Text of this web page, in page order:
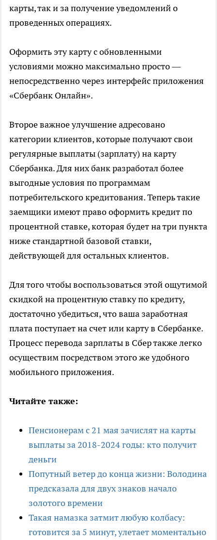
карты, так и за получение уведомлений о
проведенных операциях.
Оформить эту карту с обновленными
условиями можно максимально просто —
непосредственно через интерфейс приложения
«Сбербанк Онлайн».
Второе важное улучшение адресовано
категории клиентов, которые получают свои
регулярные выплаты (зарплату) на карту
Сбербанка. Для них банк разработал более
выгодные условия по программам
потребительского кредитования. Теперь такие
заемщики имеют право оформить кредит по
процентной ставке, которая будет на три пункта
ниже стандартной базовой ставки,
действующей для остальных клиентов.
Для того чтобы воспользоваться этой ощутимой
скидкой на процентную ставку по кредиту,
достаточно убедиться, что ваша заработная
плата поступает на счет или карту в Сбербанке.
Процесс перевода зарплаты в Сбер также легко
осуществим посредством этого же удобного
мобильного приложения.
Читайте также:
Пенсионерам с 21 мая зачислят на карты
выплаты за 2018-2024 годы: кто получит
деньги
Попутный ветер до конца жизни: Володина
предсказала для двух знаков начало
золотого времени
Такая намазка затмит любую колбасу:
готовится за 5 минут, улетает моментально